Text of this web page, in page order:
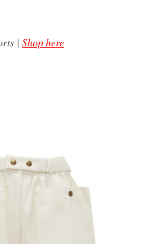
| Shop here